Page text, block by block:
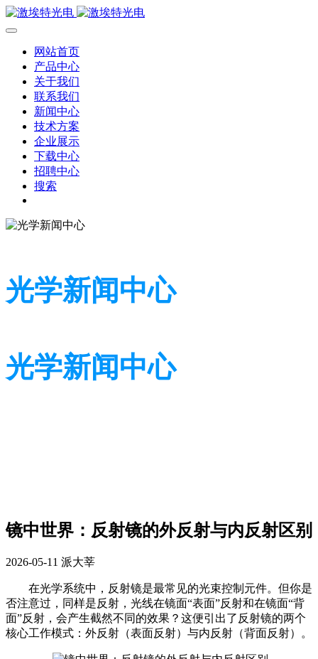
网站首页
产品中心
关于我们
联系我们
新闻中心
技术方案
企业展示
下载中心
招聘中心
搜索
光学新闻中心
光学新闻中心
镜中世界：反射镜的外反射与内反射区别
2026-05-11 派大莘
在光学系统中，反射镜是最常见的光束控制元件。但你是
否注意过，同样是反射，光线在镜面“表面”反射和在镜面“背
面”反射，会产生截然不同的效果？这便引出了反射镜的两个
核心工作模式：外反射（表面反射）与内反射（背面反射）。